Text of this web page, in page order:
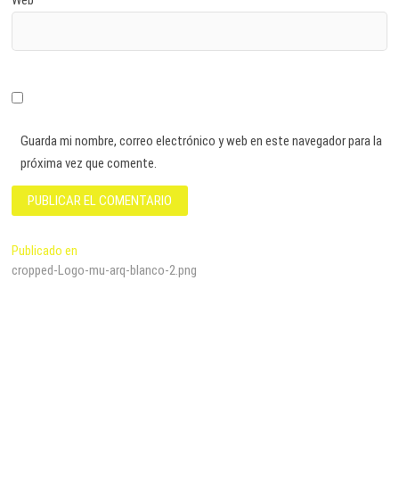
Guarda mi nombre, correo electrónico y web en este navegador para la
próxima vez que comente.
Navegación
de
Publicado en
cropped-Logo-mu-arq-blanco-2.png